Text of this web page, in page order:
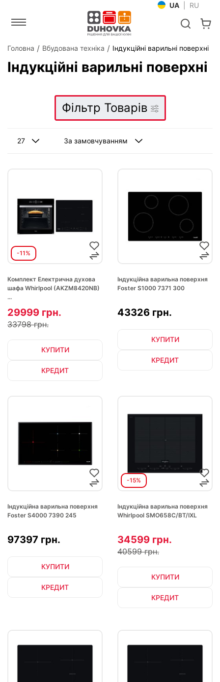
UA RU
Головна Вбудована техніка Індукційні варильні поверхні
Індукційні варильні поверхні
Фільтр Товарів
-11%
Комплект Електрична духова
шафа Whirlpool (AKZM8420NB)
...
29999 грн.
33798 грн.
КУПИТИ
КРЕДИТ
Індукційна варильна поверхня
Foster S1000 7371 300
43326 грн.
КУПИТИ
КРЕДИТ
Індукційна варильна поверхня
Foster S4000 7390 245
97397 грн.
КУПИТИ
КРЕДИТ
-15%
Індукційна варильна поверхня
Whirlpool SMO658C/BT/IXL
34599 грн.
40599 грн.
КУПИТИ
КРЕДИТ